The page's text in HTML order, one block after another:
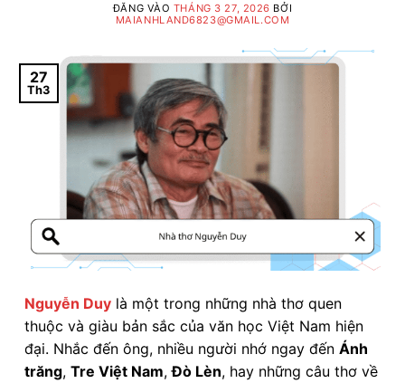
ĐĂNG VÀO THÁNG 3 27, 2026 BỞI
MAIANHLAND6823@GMAIL.COM
27
Th3
Nguyễn Duy là một trong những nhà thơ quen
thuộc và giàu bản sắc của văn học Việt Nam hiện
đại. Nhắc đến ông, nhiều người nhớ ngay đến Ánh
trăng, Tre Việt Nam,Đò Lèn, hay những câu thơ về